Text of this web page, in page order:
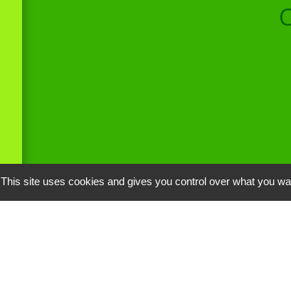
This site uses cookies and gives you control over what you